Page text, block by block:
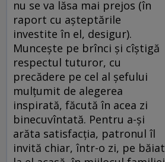
nu se va lăsa mai prejos (în
raport cu așteptările
investite în el, desigur).
Muncește pe brînci și cîștigă
respectul tuturor, cu
precădere pe cel al șefului
mulțumit de alegerea
inspirată, făcută în acea zi
binecuvîntată. Pentru a-și
arăta satisfacția, patronul îl
invită chiar, într-o zi, pe băiat